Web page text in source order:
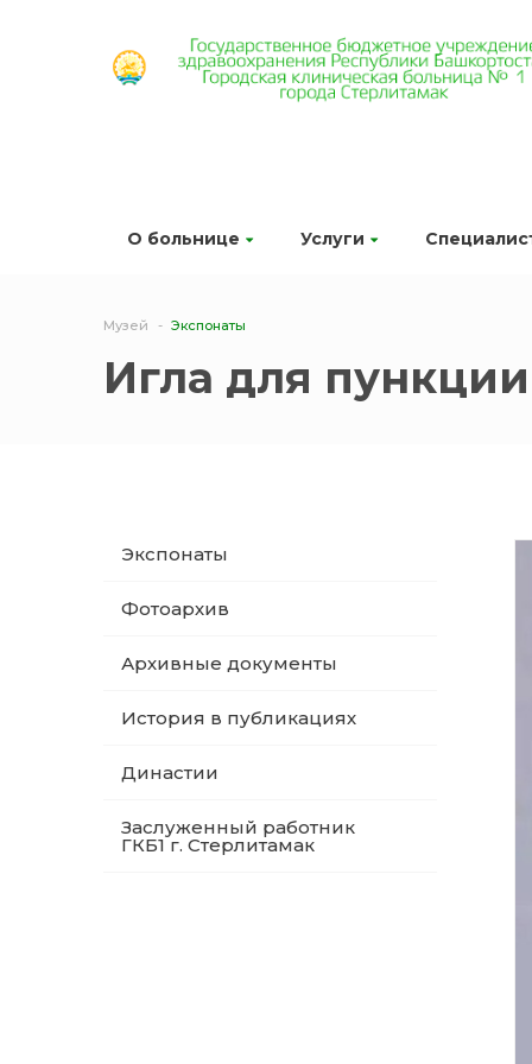
О больнице Услуги
Музей Экспонаты
Игла для
Экспонаты
Фотоархив
Архивные документы
История в публикациях
Династии
Заслуженный работник
ГКБ1 г. Стерлитамак